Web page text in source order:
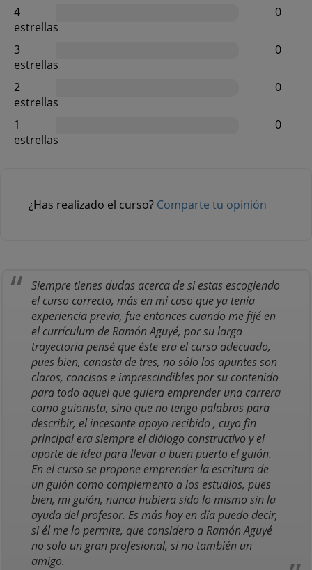
4
estrellas
0
3
estrellas
0
2
estrellas
0
1
estrellas
0
¿Has realizado el curso? Comparte tu opinión
Siempre tienes dudas acerca de si estas escogiendo
el curso correcto, más en mi caso que ya tenía
experiencia previa, fue entonces cuando me fijé en
el currículum de Ramón Aguyé, por su larga
trayectoria pensé que éste era el curso adecuado,
pues bien, canasta de tres, no sólo los apuntes son
claros, concisos e imprescindibles por su contenido
para todo aquel que quiera emprender una carrera
como guionista, sino que no tengo palabras para
describir, el incesante apoyo recibido , cuyo fin
principal era siempre el diálogo constructivo y el
aporte de idea para llevar a buen puerto el guión.
En el curso se propone emprender la escritura de
un guión como complemento a los estudios, pues
bien, mi guión, nunca hubiera sido lo mismo sin la
ayuda del profesor. Es más hoy en día puedo decir,
si él me lo permite, que considero a Ramón Aguyé
no solo un gran profesional, si no también un
amigo.